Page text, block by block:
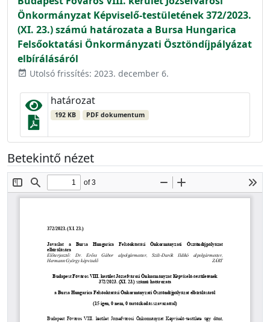
Önkormányzat Képviselő-testületének 372/2023.
(XI. 23.) számú határozata a Bursa Hungarica
Felsőoktatási Önkormányzati Ösztöndíjpályázat
elbírálásáról
event_available Utolsó frissítés: 2023. december 6.
határozat
192 KB PDF dokumentum
Betekintő nézet